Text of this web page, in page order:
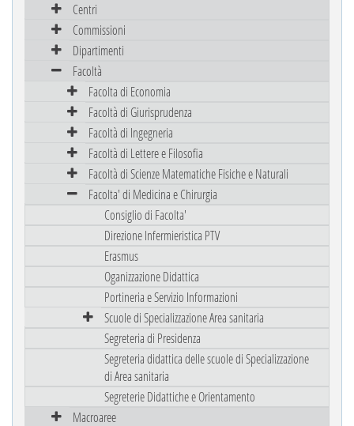
Centri
Commissioni
Dipartimenti
Facoltà
Facolta di Economia
Facoltà di Giurisprudenza
Facoltà di Ingegneria
Facoltà di Lettere e Filosofia
Facoltà di Scienze Matematiche Fisiche e Naturali
Facolta' di Medicina e Chirurgia
Consiglio di Facolta'
Direzione Infermieristica PTV
Erasmus
Oganizzazione Didattica
Portineria e Servizio Informazioni
Scuole di Specializzazione Area sanitaria
Segreteria di Presidenza
Segreteria didattica delle scuole di Specializzazione
di Area sanitaria
Segreterie Didattiche e Orientamento
Macroaree